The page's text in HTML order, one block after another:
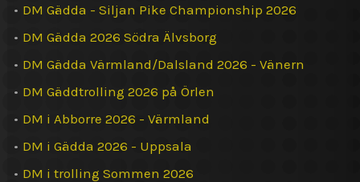
• DM Gädda - Siljan Pike Championship 2026
• DM Gädda 2026 Södra Älvsborg
• DM Gädda Värmland/Dalsland 2026 - Vänern
• DM Gäddtrolling 2026 på Örlen
• DM i Abborre 2026 - Värmland
• DM i Gädda 2026 - Uppsala
• DM i trolling Sommen 2026